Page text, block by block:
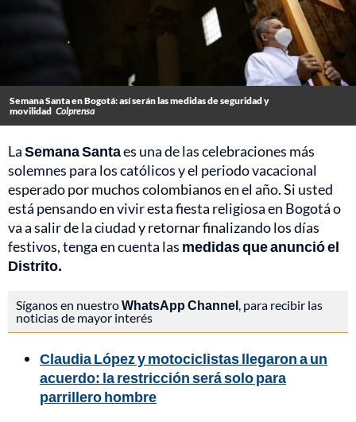
Semana Santa en Bogotá: así serán las medidas de seguridad y
movilidad Colprensa
LaSemana Santaes una de las celebraciones más
solemnes para los católicos y el periodo vacacional
esperado por muchos colombianos en el año. Si usted
está pensando en vivir esta fiesta religiosa en Bogotá o
va a salir de la ciudad y retornar finalizando los días
festivos, tenga en cuenta las medidas que anunció el
Distrito.
Síganos en nuestroWhatsApp Channel, para recibir las
noticias de mayor interés
Claudia López y motociclistas llegaron a un
acuerdo: la restricción será solo para
parrillero hombre